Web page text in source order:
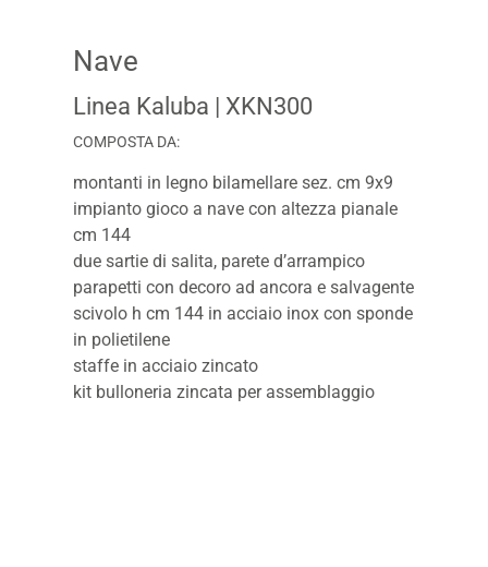
Nave
Linea Kaluba | XKN300
COMPOSTA DA:
montanti in legno bilamellare sez. cm 9x9
impianto gioco a nave con altezza pianale
cm 144
due sartie di salita, parete d’arrampico
parapetti con decoro ad ancora e salvagente
scivolo h cm 144 in acciaio inox con sponde
in polietilene
staffe in acciaio zincato
kit bulloneria zincata per assemblaggio